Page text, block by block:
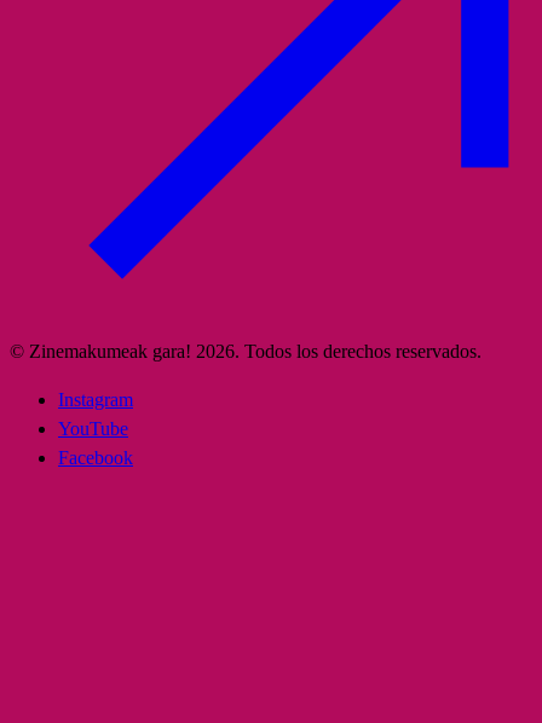
© Zinemakumeak gara! 2026. Todos los derechos reservados.
Instagram
YouTube
Facebook